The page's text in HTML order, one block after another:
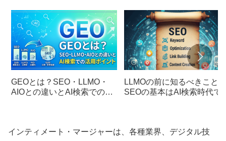
GEOとは？SEO・LLMO・
AIOとの違いとAI検索での活
LLMOの前に知るべきことー
SEOの基本はAI検索時代で
インティメート・マージャーは、各種業界、デジタル技